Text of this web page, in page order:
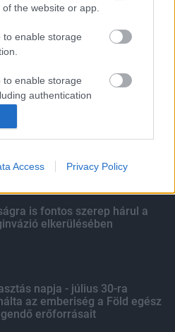
the website or app.
to enable storage
to enable storage
authentication
Access Privacy Policy
országos ellenőrzést tart a
is szakirányú
is fontos szerep hárul a
elkerülésében
napja - július 30-ra
az emberiség a Föld egész
erőforrásait